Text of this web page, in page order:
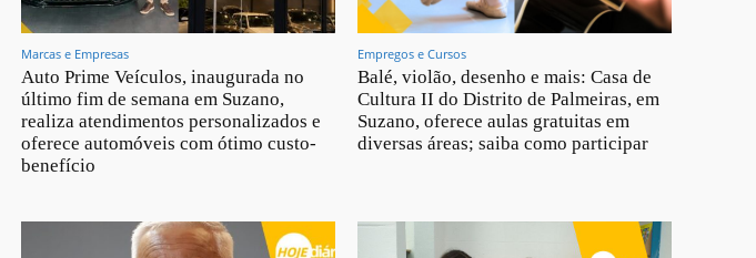
Marcas e Empresas
Auto Prime Veículos, inaugurada no
último fim de semana em Suzano,
realiza atendimentos personalizados e
oferece automóveis com ótimo custo-
benefício
Empregos e Cursos
Balé, violão, desenho e mais: Casa de
Cultura II do Distrito de Palmeiras, em
Suzano, oferece aulas gratuitas em
diversas áreas; saiba como participar